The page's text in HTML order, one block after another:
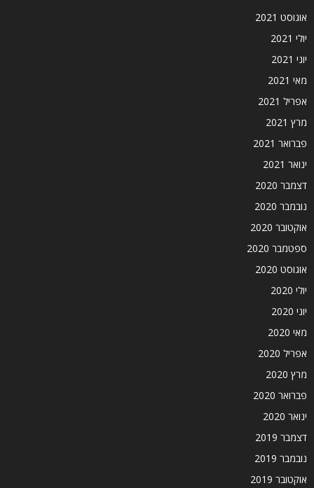
אוגוסט 2021
יולי 2021
יוני 2021
מאי 2021
אפריל 2021
מרץ 2021
פברואר 2021
ינואר 2021
דצמבר 2020
נובמבר 2020
אוקטובר 2020
ספטמבר 2020
אוגוסט 2020
יולי 2020
יוני 2020
מאי 2020
אפריל 2020
מרץ 2020
פברואר 2020
ינואר 2020
דצמבר 2019
נובמבר 2019
אוקטובר 2019